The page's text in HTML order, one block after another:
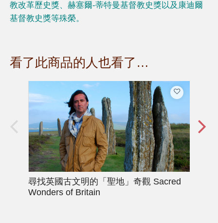
教改革歷史獎、赫塞爾-蒂特曼基督教史獎以及康迪爾
基督教史獎等殊榮。
看了此商品的人也看了…
尋找英國古文明的「聖地」奇觀 Sacred
Wonders of Britain